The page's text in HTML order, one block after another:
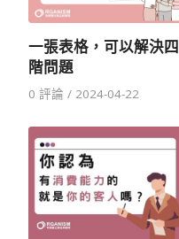
一張表格，可以解決四
階問題
0 評論 / 2024-04-22